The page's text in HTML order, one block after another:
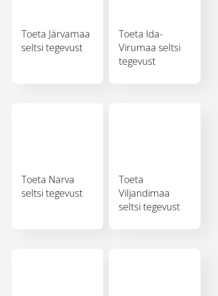
Toeta Järvamaa
seltsi tegevust
Toeta Ida-
Virumaa seltsi
tegevust
Toeta Narva
seltsi tegevust
Toeta
Viljandimaa
seltsi tegevust